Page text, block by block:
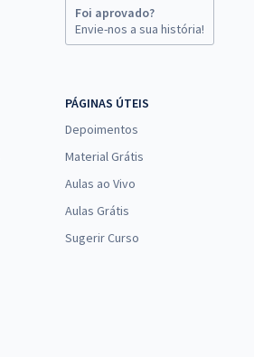
Foi aprovado?
Envie-nos a sua história!
PÁGINAS ÚTEIS
Depoimentos
Material Grátis
Aulas ao Vivo
Aulas Grátis
Sugerir Curso